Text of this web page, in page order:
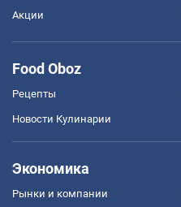
Акции
Food Oboz
Рецепты
Новости Кулинарии
Экономика
Рынки и компании